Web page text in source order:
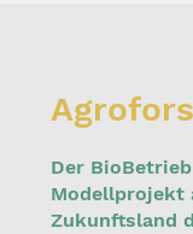
Der
Modellprojekt
Zukunftsland